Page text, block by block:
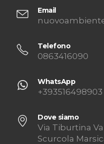
Email
Telefono
0863416090
WhatsApp
+393516498903
Dove siamo
Via Tiburtina
Scurcola